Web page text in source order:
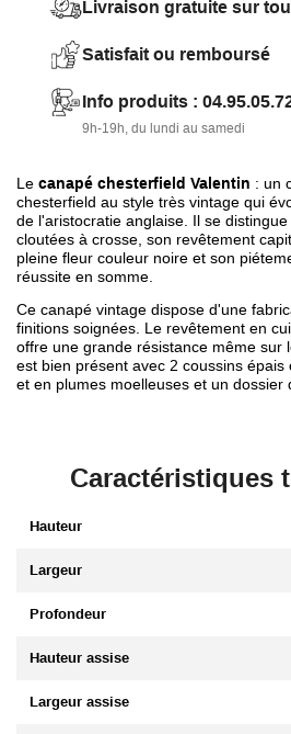
Livraison gratuite sur
Satisfait ou remboursé
Info produits :
9h-19h, du lundi au samedi
Le canapé chesterfield Valentin : un
chesterfield au style très vintage qui
de l'aristocratie anglaise. Il se
cloutées à crosse, son revêtement
pleine fleur couleur noire et son
réussite en somme.
Ce canapé vintage dispose d'une
finitions soignées. Le revêtement en
offre une grande résistance même sur
est bien présent avec 2 coussins
et en plumes moelleuses et un dossier
Caractéristiques
Hauteur
Largeur
Profondeur
Hauteur assise
Largeur assise